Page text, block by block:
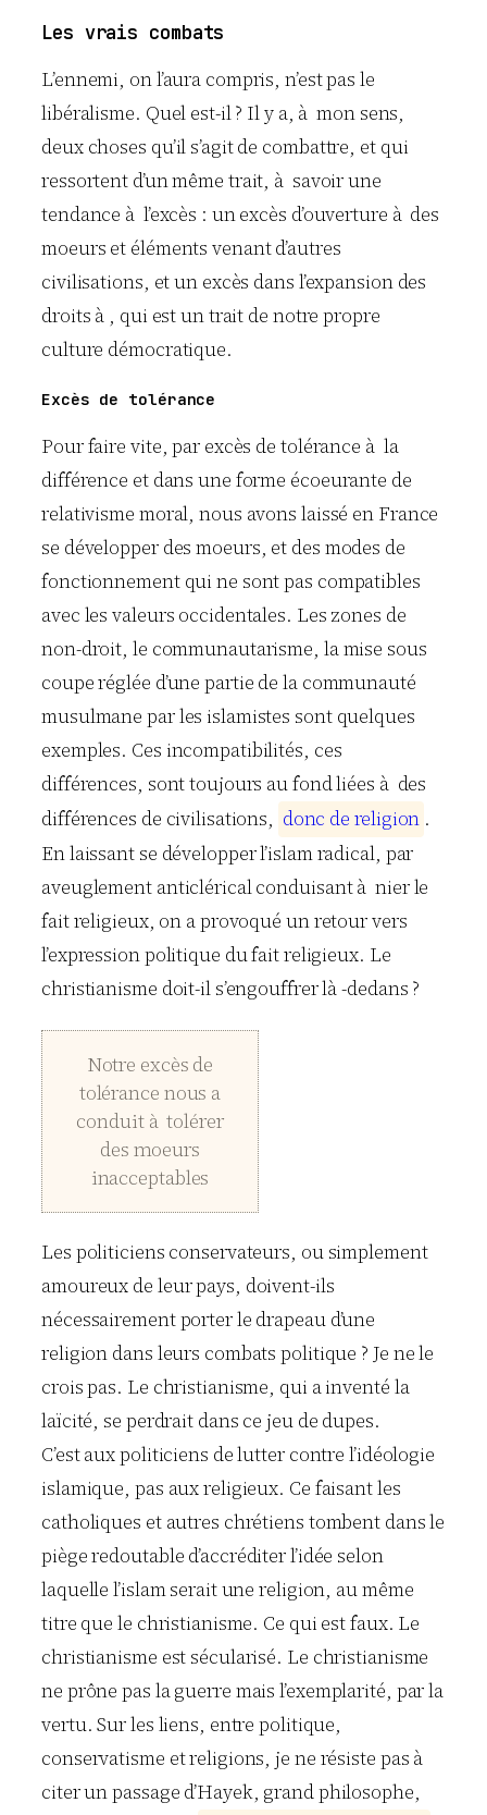
Les vrais combats
L’ennemi, on l’aura compris, n’est pas le
libéralisme. Quel est-il ? Il y a, à mon sens,
deux choses qu’il s’agit de combattre, et qui
ressortent d’un même trait, à savoir une
tendance à l’excès : un excès d’ouverture à des
moeurs et éléments venant d’autres
civilisations, et un excès dans l’expansion des
droits à , qui est un trait de notre propre
culture démocratique.
Excès de tolérance
Pour faire vite, par excès de tolérance à la
différence et dans une forme écoeurante de
relativisme moral, nous avons laissé en France
se développer des moeurs, et des modes de
fonctionnement qui ne sont pas compatibles
avec les valeurs occidentales. Les zones de
non-droit, le communautarisme, la mise sous
coupe réglée d’une partie de la communauté
musulmane par les islamistes sont quelques
exemples. Ces incompatibilités, ces
différences, sont toujours au fond liées à des
différences de civilisations, donc de religion .
En laissant se développer l’islam radical, par
aveuglement anticlérical conduisant à nier le
fait religieux, on a provoqué un retour vers
l’expression politique du fait religieux. Le
christianisme doit-il s’engouffrer là -dedans ?
Notre excès de
tolérance nous a
conduit à tolérer
des moeurs
inacceptables
Les politiciens conservateurs, ou simplement
amoureux de leur pays, doivent-ils
nécessairement porter le drapeau d’une
religion dans leurs combats politique ? Je ne le
crois pas. Le christianisme, qui a inventé la
laïcité, se perdrait dans ce jeu de dupes.
C’est aux politiciens de lutter contre l’idéologie
islamique, pas aux religieux. Ce faisant les
catholiques et autres chrétiens tombent dans le
piège redoutable d’accréditer l’idée selon
laquelle l’islam serait une religion, au même
titre que le christianisme. Ce qui est faux. Le
christianisme est sécularisé. Le christianisme
ne prône pas la guerre mais l’exemplarité, par la
vertu. Sur les liens, entre politique,
conservatisme et religions, je ne résiste pas à
citer un passage d’Hayek, grand philosophe,